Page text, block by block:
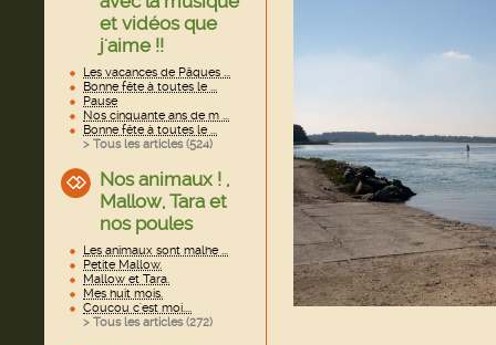
et vidéos que
j'aime !!
Les vacances de Pâques ...
Bonne fête à toutes le ...
Pause
Nos cinquante ans de m ...
Bonne fête à toutes le ...
> Tous les articles (524)
Nos animaux ! ,
Mallow, Tara et
nos poules
Les animaux sont malhe ...
Petite Mallow.
Mallow et Tara.
Mes huit mois.
Coucou c'est moi....
> Tous les articles (272)